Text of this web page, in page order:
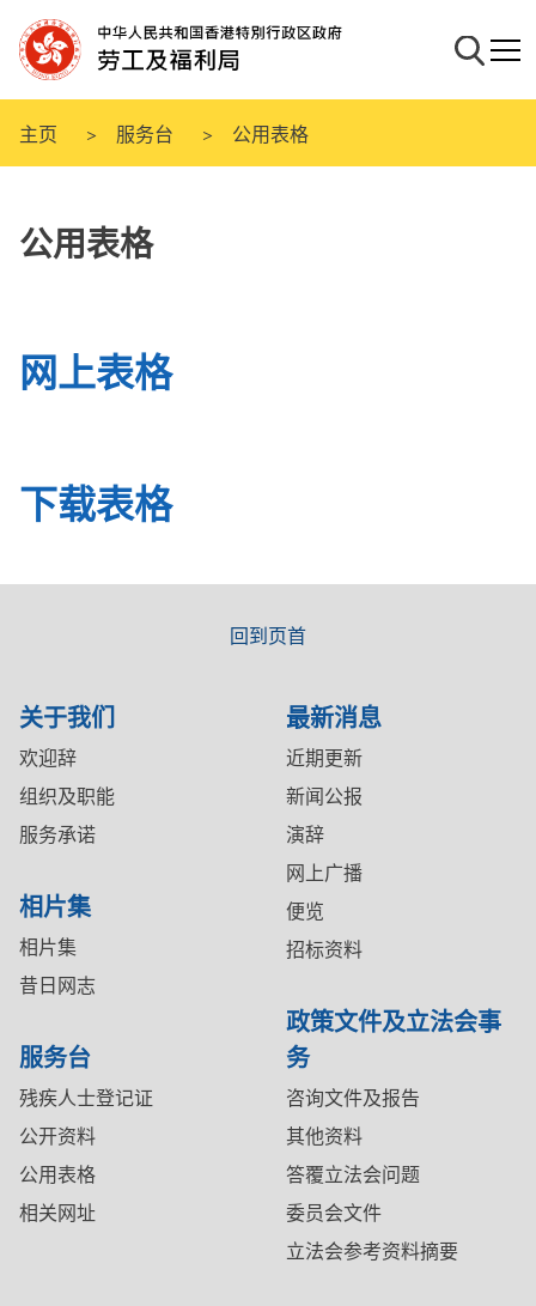
至
主
搜寻流动
主页 服务台 公用表格
公用表格
网上表格
下载表格
回到页首
关于我们
欢迎辞
组织及职能
服务承诺
相片集
相片集
昔日网志
服务台
残疾人士登记证
公开资料
公用表格
相关网址
最新消息
近期更新
新闻公报
演辞
网上广播
便览
招标资料
政策文件及立法会事
务
咨询文件及报告
其他资料
答覆立法会问题
委员会文件
立法会参考资料摘要